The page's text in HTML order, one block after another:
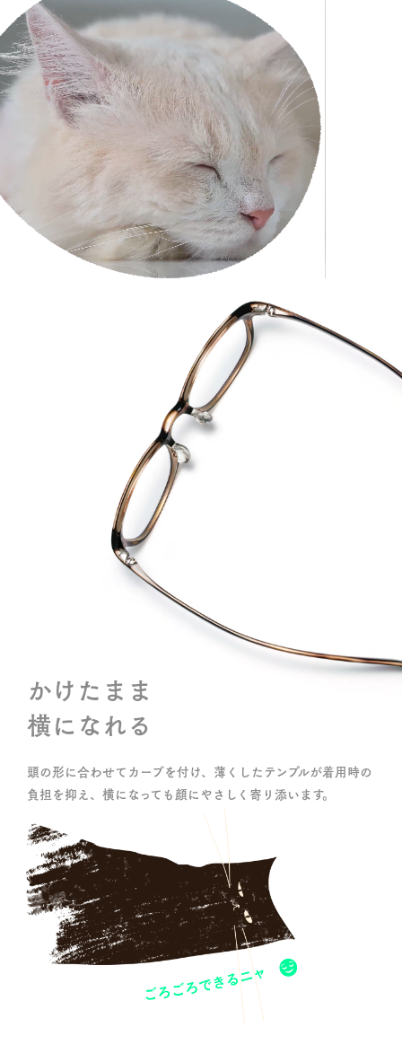
かけた ま ま
横になれる
頭の形に合わせてカーブを付け、 薄くしたテンプルが着用時の
負担を抑え、 横になっても顔にやさしく寄り添います。